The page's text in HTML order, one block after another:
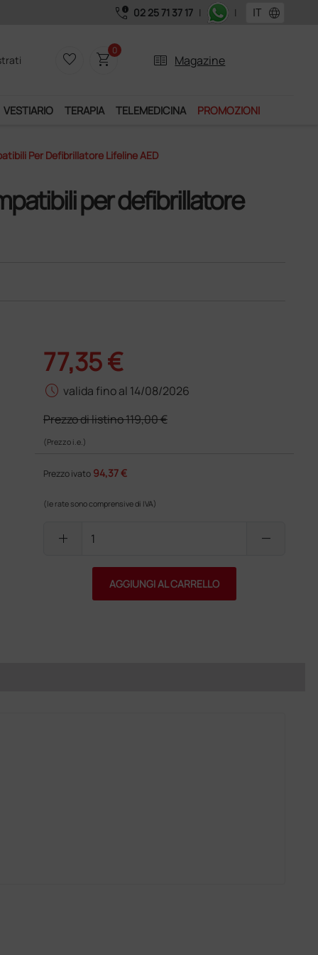
Acquistando il servizio "Ds Club",
call_quality 02 25 71 37 17 | | language
favorite_border shopping_cart0
two_pager Magazine
VESTIARIO TERAPIA TELEMEDICINA PROMOZIONI
Per Defibrillatore Lifeline AED
per defibrillatore
77,35 €
schedule valida fino al 14/08/2026
Prezzo di listino119,00 €
(Prezzo i.e.)
Prezzo ivato 94,37 €
(le rate sono comprensive di IVA)
add remove
AGGIUNGI AL CARRELLO